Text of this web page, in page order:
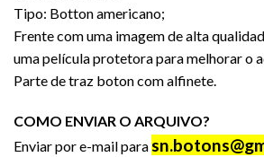
Tipo: Botton americano;
Frente com uma imagem de alta
uma película protetora para melhorar o
Parte de traz boton com alfinete.
COMO ENVIAR O ARQUIVO?
Enviar por e-mail para